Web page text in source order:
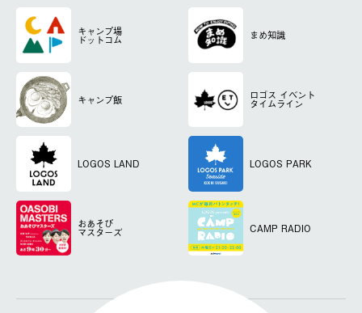
キャンプ場
ドットコム まめ知識
キャンプ飯 ロゴス イベント
タイムライン
LOGOS LAND LOGOS PARK
おあそび
マスターズ CAMP RADIO